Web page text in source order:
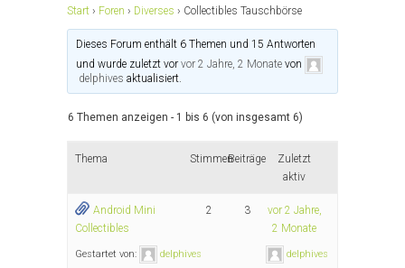
Start › Foren › Diverses › Collectibles Tauschbörse
Dieses Forum enthält 6 Themen und 15 Antworten
und wurde zuletzt vorvor 2 Jahre, 2 Monate von
delphives aktualisiert.
6 Themen anzeigen - 1 bis 6 (von insgesamt 6)
Thema StimmenBeiträge
Zuletzt
aktiv
Android Mini
Collectibles
Gestartet von: delphives
2 3
vor 2 Jahre,
2 Monate
delphives